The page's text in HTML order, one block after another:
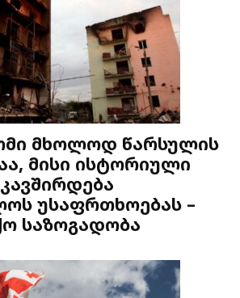
მხოლოდ წარსულის
მისი ისტორიული
უსაფრთხოებას –
საზოგადობა